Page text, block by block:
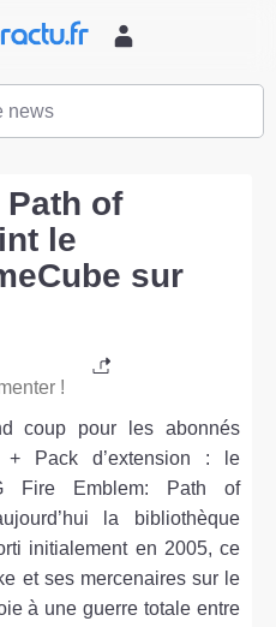
news
of
le
sur
!
coup pour les abonnés
+ Pack d’extension : le
Fire Emblem: Path of
la bibliothèque
initialement en 2005, ce
et ses mercenaires sur le
à une guerre totale entre